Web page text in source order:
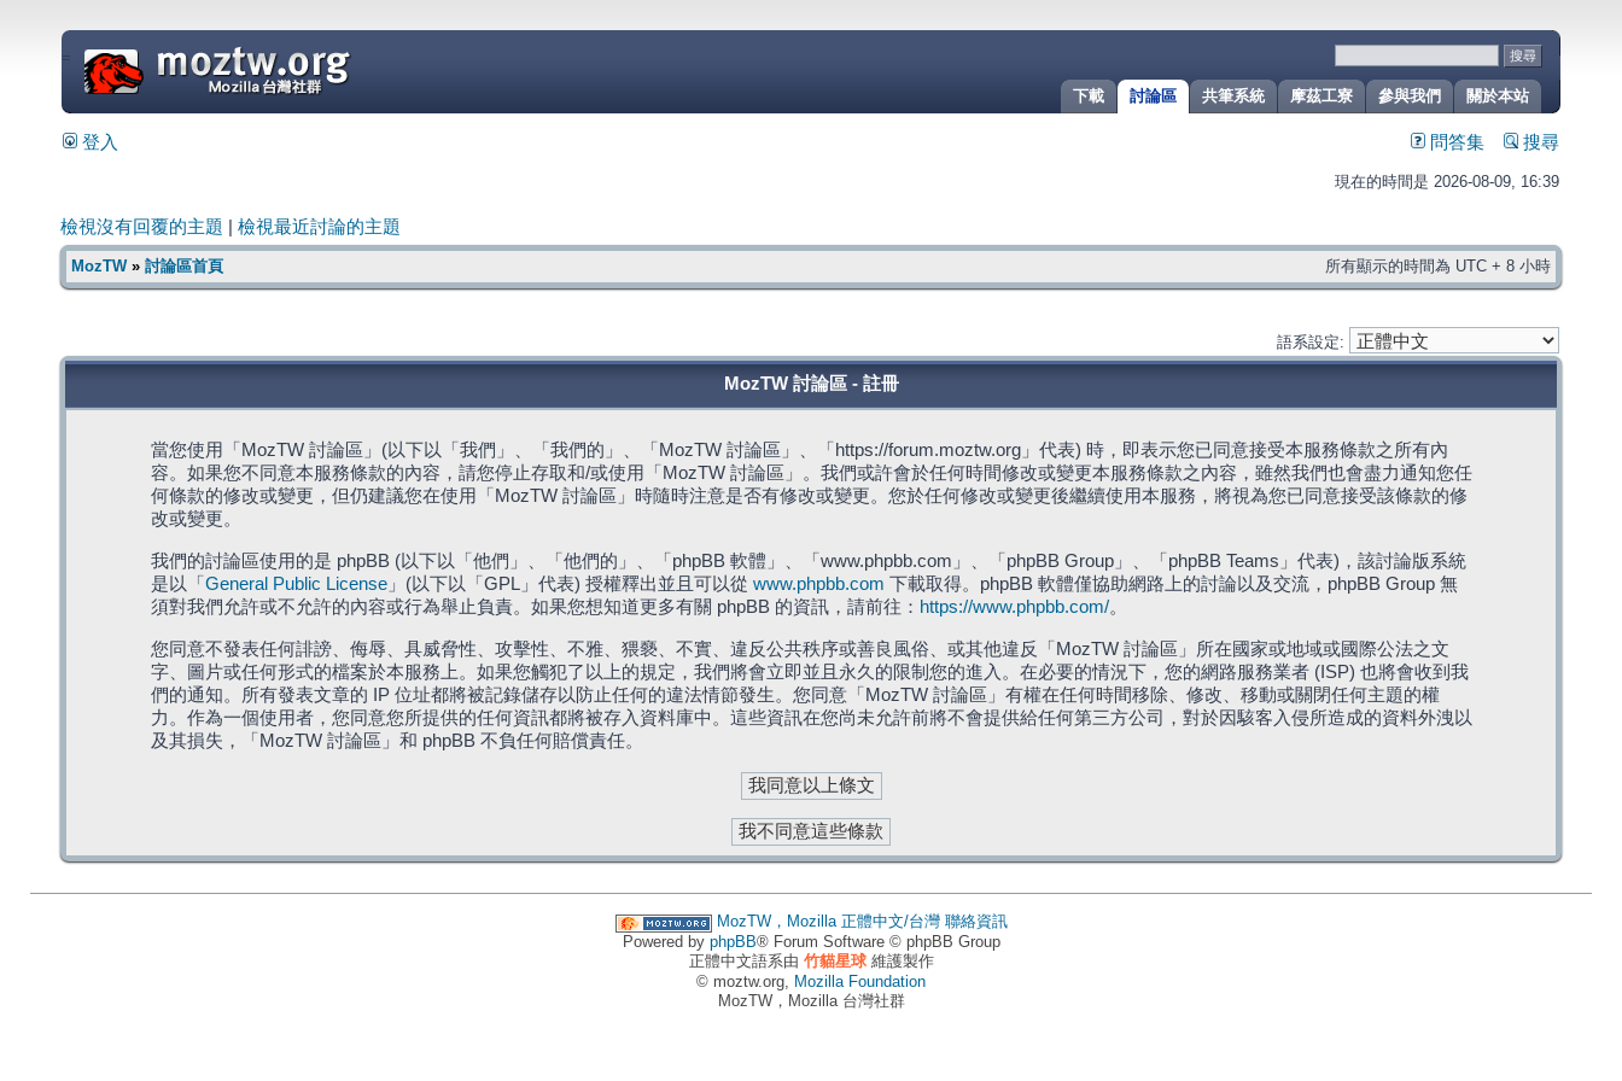
關於本站
參與我們
摩茲工寮
共筆系統
討論區
下載
=
登入 問答集 搜尋
現在的時間是 2026-08-09, 16:39
檢視沒有回覆的主題 檢視最近討論的主題
MozTW» 討論區首頁 所有顯示的時間為 UTC + 8 小時
語系設定:
MozTW 討論區 - 註冊
當您使用「MozTW 討論區」(以下以「我們」、「我們的」、「MozTW 討論區」、「https://forum.moztw.org」代表) 時，即表示您已同意接受本服務條款之所有內
容。如果您不同意本服務條款的內容，請您停止存取和/或使用「MozTW 討論區」。我們或許會於任何時間修改或變更本服務條款之內容，雖然我們也會盡力通知您任
何條款的修改或變更，但仍建議您在使用「MozTW 討論區」時隨時注意是否有修改或變更。您於任何修改或變更後繼續使用本服務，將視為您已同意接受該條款的修
改或變更。
我們的討論區使用的是 phpBB (以下以「他們」、「他們的」、「phpBB 軟體」、「www.phpbb.com」、「phpBB Group」、「phpBB Teams」代表)，該討論版系統
是以「 General Public License」(以下以「GPL」代表) 授權釋出並且可以從 www.phpbb.com 下載取得。phpBB 軟體僅協助網路上的討論以及交流，phpBB Group 無
須對我們允許或不允許的內容或行為舉止負責。如果您想知道更多有關 phpBB 的資訊，請前往： https://www.phpbb.com/。
您同意不發表任何誹謗、侮辱、具威脅性、攻擊性、不雅、猥褻、不實、違反公共秩序或善良風俗、或其他違反「MozTW 討論區」所在國家或地域或國際公法之文
字、圖片或任何形式的檔案於本服務上。如果您觸犯了以上的規定，我們將會立即並且永久的限制您的進入。在必要的情況下，您的網路服務業者 (ISP) 也將會收到我
們的通知。所有發表文章的 IP 位址都將被記錄儲存以防止任何的違法情節發生。您同意「MozTW 討論區」有權在任何時間移除、修改、移動或關閉任何主題的權
力。作為一個使用者，您同意您所提供的任何資訊都將被存入資料庫中。這些資訊在您尚未允許前將不會提供給任何第三方公司，對於因駭客入侵所造成的資料外洩以
及其損失，「MozTW 討論區」和 phpBB 不負任何賠償責任。
MozTW，Mozilla 正體中文/台灣 聯絡資訊
Powered by phpBB® Forum Software © phpBB Group
正體中文語系由 竹貓星球維護製作
© moztw.org, Mozilla Foundation
MozTW，Mozilla 台灣社群